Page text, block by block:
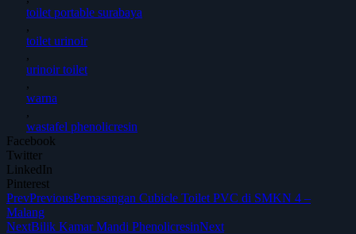
toilet portable surabaya
,
toilet urinoir
,
urinoir toilet
,
warna
,
wastafel phenolicresin
Facebook
Twitter
LinkedIn
Pinterest
PrevPreviousPemasangan Cubicle Toilet PVC di SMKN 4 –
Malang
NextBilik Kamar Mandi PhenolicresinNext